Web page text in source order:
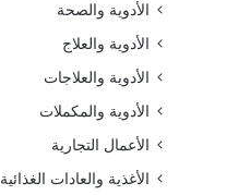
الأدوية والصحة
الأدوية والعلاج
الأدوية والعلاجات
الأدوية والمكملات
الأعمال التجارية
الأغذية والعادات الغذائية